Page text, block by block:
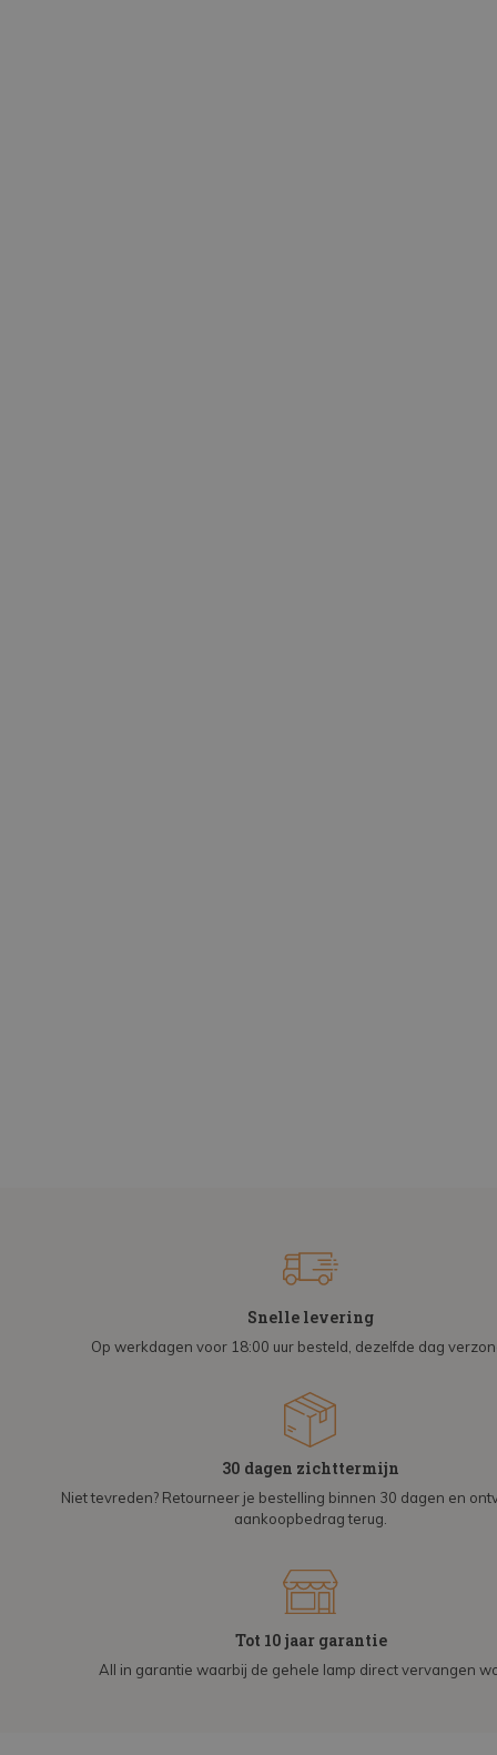
Snelle levering
Op werkdagen voor 18:00 uur besteld, dezelfde dag
30 dagen zichttermijn
Niet tevreden? Retourneer je bestelling binnen 30 dagen en
aankoopbedrag terug.
Tot 10 jaar garantie
All in garantie waarbij de gehele lamp direct vervangen